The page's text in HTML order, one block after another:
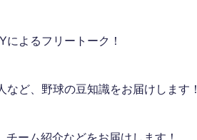
によるフリートーク！
ど、野球の豆知識をお届けします！
ーム紹介などをお届けします！